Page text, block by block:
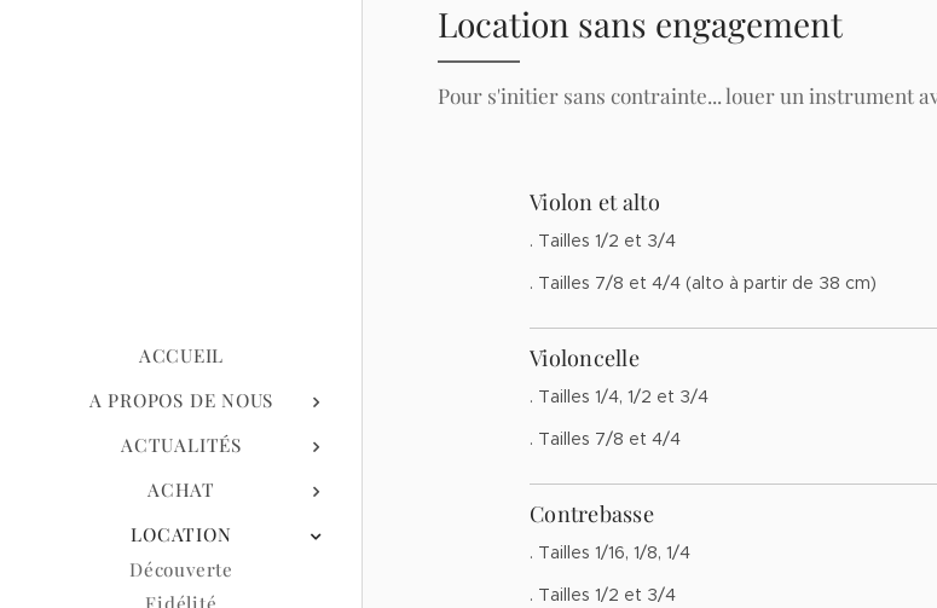
ACCUEIL
A PROPOS DE NOUS
ACTUALITÉS
ACHAT
LOCATION
Découverte
Location sans engagement
Pour s'initier sans contrainte... louer un instrument
Violon et alto
. Tailles 1/2 et 3/4
. Tailles 7/8 et 4/4 (alto à partir de 38 cm)
Violoncelle
. Tailles 1/4, 1/2 et 3/4
. Tailles 7/8 et 4/4
Contrebasse
. Tailles 1/16, 1/8, 1/4
. Tailles 1/2 et 3/4